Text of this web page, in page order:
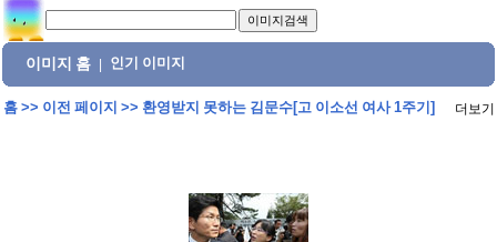
이미지 홈 인기 이미지
홈>> 이전 페이지 >> 환영받지 못하는 김문수[고 이소선 여사 1주기] 더보기